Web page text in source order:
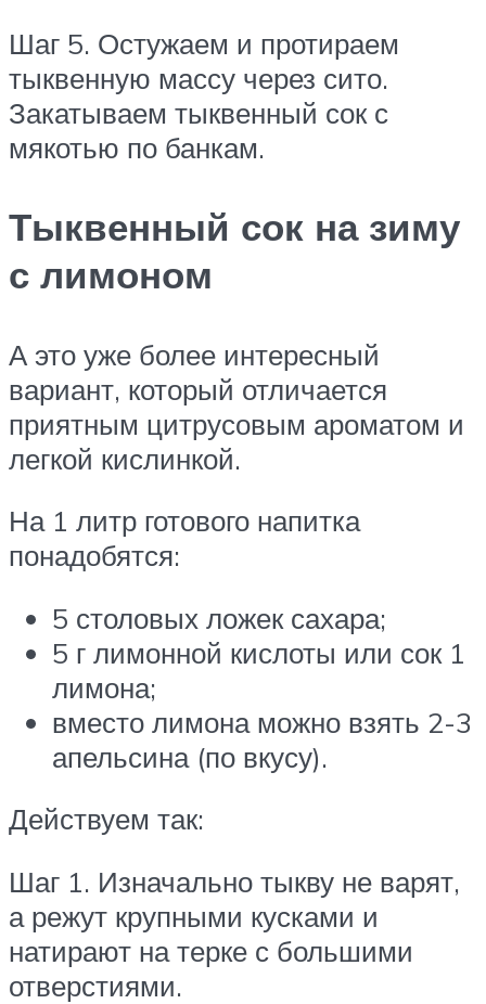
Шаг 5. Остужаем и протираем
тыквенную массу через сито.
Закатываем тыквенный сок с
мякотью по банкам.
Тыквенный сок на зиму
с лимоном
А это уже более интересный
вариант, который отличается
приятным цитрусовым ароматом и
легкой кислинкой.
На 1 литр готового напитка
понадобятся:
5 столовых ложек сахара;
5 г лимонной кислоты или сок 1
лимона;
вместо лимона можно взять 2-3
апельсина (по вкусу).
Действуем так:
Шаг 1. Изначально тыкву не варят,
а режут крупными кусками и
натирают на терке с большими
отверстиями.